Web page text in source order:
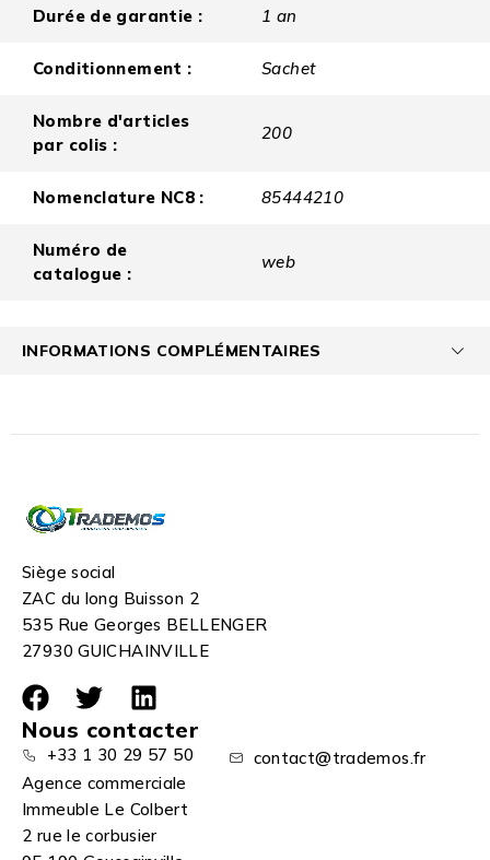
Durée de garantie : 1 an
Conditionnement : Sachet
Nombre d'articles
par colis :
200
Nomenclature NC8 : 85444210
Numéro de
catalogue :
web
INFORMATIONS COMPLÉMENTAIRES
Siège social
ZAC du long Buisson 2
535 Rue Georges BELLENGER
27930 GUICHAINVILLE
Nous contacter
+33 1 30 29 57 50
contact@trademos.fr
Agence commerciale
Immeuble Le Colbert
2 rue le corbusier